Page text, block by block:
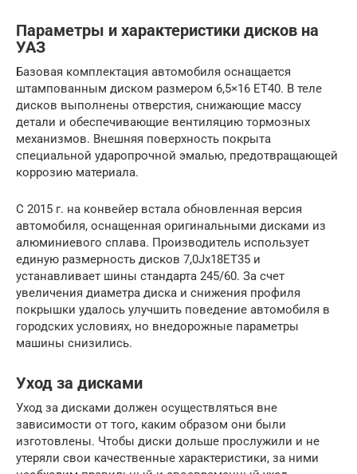
Параметры и характеристики дисков на
УАЗ
Базовая комплектация автомобиля оснащается
штампованным диском размером 6,5×16 ET40. В теле
дисков выполнены отверстия, снижающие массу
детали и обеспечивающие вентиляцию тормозных
механизмов. Внешняя поверхность покрыта
специальной ударопрочной эмалью, предотвращающей
коррозию материала.
С 2015 г. на конвейер встала обновленная версия
автомобиля, оснащенная оригинальными дисками из
алюминиевого сплава. Производитель использует
единую размерность дисков 7,0Jx18ET35 и
устанавливает шины стандарта 245/60. За счет
увеличения диаметра диска и снижения профиля
покрышки удалось улучшить поведение автомобиля в
городских условиях, но внедорожные параметры
машины снизились.
Уход за дисками
Уход за дисками должен осуществляться вне
зависимости от того, каким образом они были
изготовлены. Чтобы диски дольше прослужили и не
утеряли свои качественные характеристики, за ними